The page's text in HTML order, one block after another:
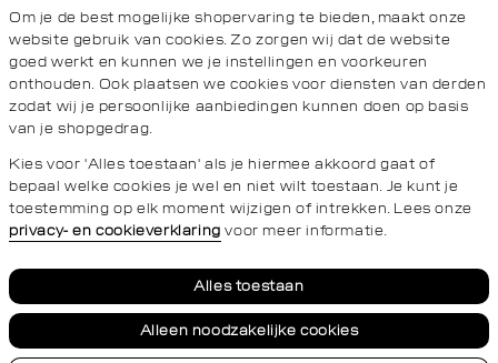
Van maandag t/m vrijdag van 8.30 uur tot 18.00 uur.
Service
Privacy- en cookieverklaringAlgemene Voorwaarden
Om je de best mogelijke shopervaring te bieden, maakt onze
website gebruik van cookies. Zo zorgen wij dat de website
goed werkt en kunnen we je instellingen en voorkeuren
onthouden. Ook plaatsen we cookies voor diensten van derden
zodat wij je persoonlijke aanbiedingen kunnen doen op basis
van je shopgedrag.
Kies voor 'Alles toestaan' als je hiermee akkoord gaat of
bepaal welke cookies je wel en niet wilt toestaan. Je kunt je
toestemming op elk moment wijzigen of intrekken. Lees onze
privacy- en cookieverklaring voor meer informatie.
Alles toestaan
Alleen noodzakelijke cookies